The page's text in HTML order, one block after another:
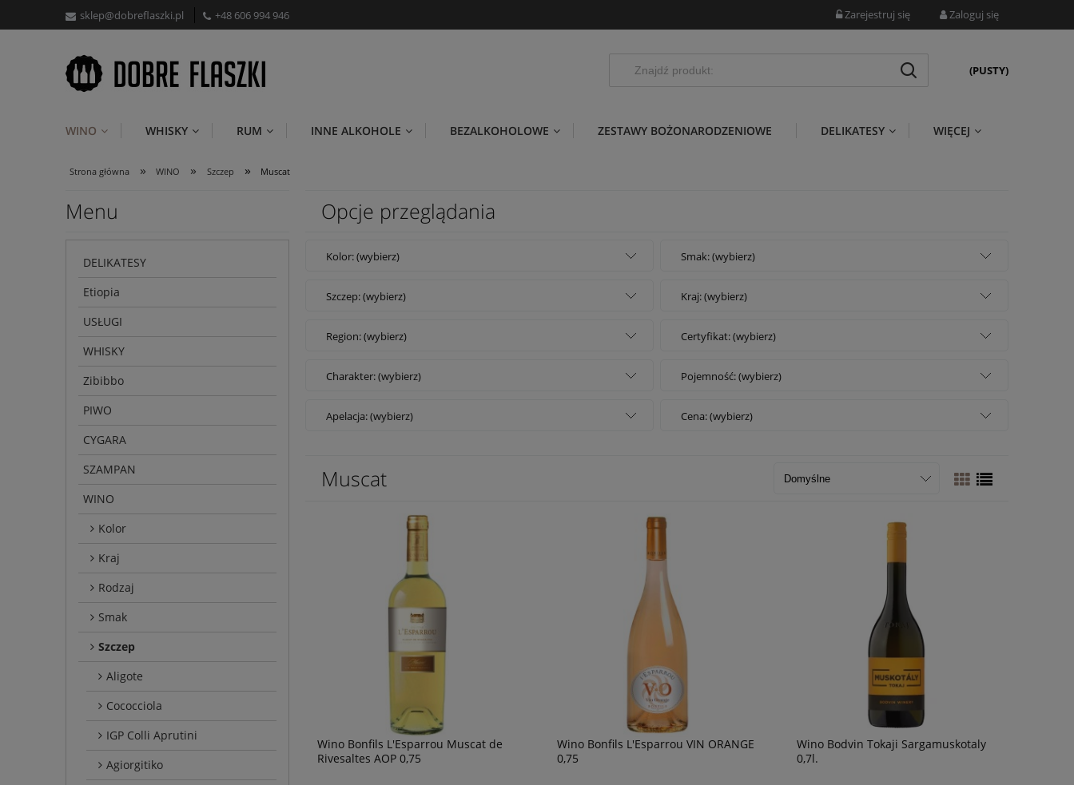
sklep@dobreflaszki.pl +48 606 994 946 Zarejestruj się Zaloguj się
(PUSTY)
WINO WHISKY RUM INNE ALKOHOLE BEZALKOHOLOWE ZESTAWY BOŻONARODZENIOWE DELIKATESY WIĘCEJ
Strona główna » WINO » Szczep » Muscat
Menu
DELIKATESY
Etiopia
USŁUGI
WHISKY
Zibibbo
PIWO
CYGARA
SZAMPAN
WINO
Kolor
Kraj
Rodzaj
Smak
Szczep
Aligote
Cococciola
IGP Colli Aprutini
Agiorgitiko
Opcje przeglądania
Kolor: (wybierz) Smak: (wybierz)
Szczep: (wybierz) Kraj: (wybierz)
Region: (wybierz) Certyfikat: (wybierz)
Charakter: (wybierz) Pojemność: (wybierz)
Apelacja: (wybierz) Cena: (wybierz)
Muscat
Wino Bonfils L'Esparrou Muscat de
Rivesaltes AOP 0,75
Wino Bonfils L'Esparrou VIN ORANGE
0,75
Wino Bodvin Tokaji Sargamuskotaly
0,7l.